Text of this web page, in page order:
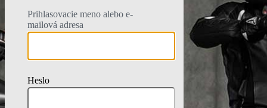
Prihlasovacie meno alebo e-
mailová adresa
Heslo